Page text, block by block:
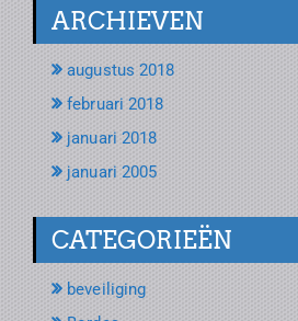
ARCHIEVEN
augustus 2018
februari 2018
januari 2018
januari 2005
CATEGORIEËN
beveiliging